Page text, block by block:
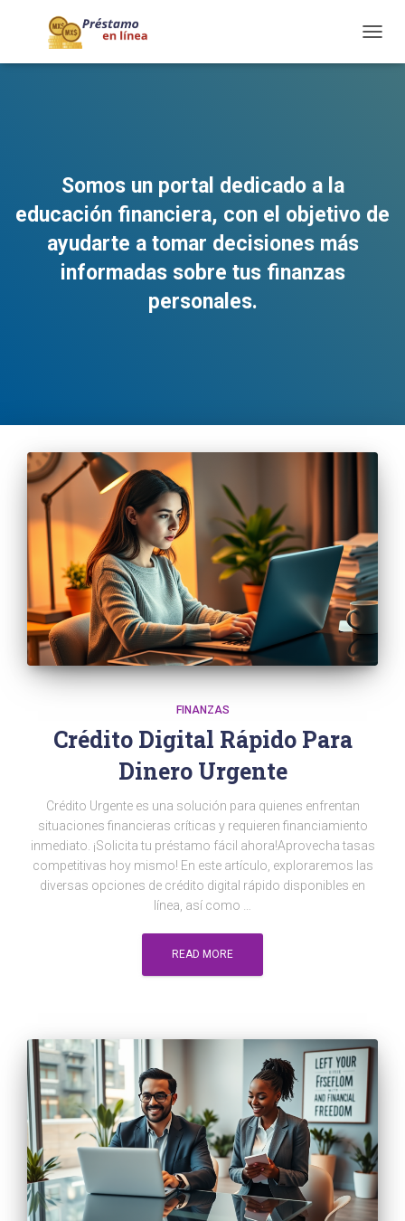
Somos un portal dedicado a la
educación financiera, con el objetivo de
ayudarte a tomar decisiones más
informadas sobre tus finanzas
personales.
FINANZAS
Crédito Digital Rápido Para
Dinero Urgente
Crédito Urgente es una solución para quienes enfrentan
situaciones financieras críticas y requieren financiamiento
inmediato. ¡Solicita tu préstamo fácil ahora!Aprovecha tasas
competitivas hoy mismo! En este artículo, exploraremos las
diversas opciones de crédito digital rápido disponibles en
línea, así como …
READ MORE